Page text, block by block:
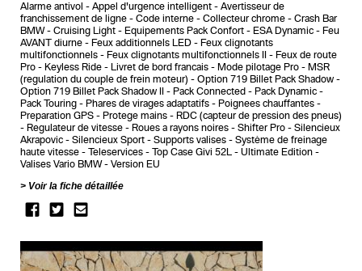
Alarme antivol Appel d'urgence intelligent
Avertisseur de
franchissement de ligne
Code interne Collecteur chrome
Crash Bar
BMW
Cruising Light Equipements Pack Confort ESA Dynamic
Feu
AVANT diurne
Feux additionnels LED
Feux clignotants
multifonctionnels
Feux clignotants multifonctionnels II
Feux de route
Pro
Keyless Ride Livret de bord francais Mode pilotage Pro
MSR
(regulation du couple de frein moteur)
Option 719 Billet Pack Shadow
Option 719 Billet Pack Shadow II
Pack Connected
Pack Dynamic
Pack Touring
Phares de virages adaptatifs
Poignees chauffantes
Preparation GPS
Protege mains
RDC (capteur de pression des pneus)
Regulateur de vitesse
Roues a rayons noires Shifter Pro
Silencieux
Akrapovic
Silencieux Sport Supports valises
Système de freinage
haute vitesse
Teleservices Top Case Givi 52L
Ultimate Edition
Valises Vario BMW
Version EU
Voir la fiche détaillée